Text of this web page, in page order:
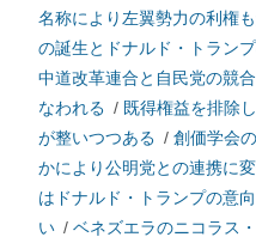
名称により左翼勢力の利権
の誕生とドナルド・トラン
中道改革連合と自民党の競
なわれる / 既得権益を排除
が整いつつある / 創価学会
かにより公明党との連携に
はドナルド・トランプの意
い / ベネズエラのニコラス